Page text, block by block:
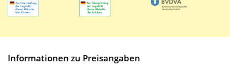
Informationen zu Preisangaben